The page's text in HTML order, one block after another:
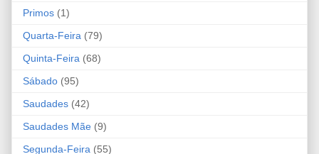
Primos (1)
Quarta-Feira (79)
Quinta-Feira (68)
Sábado (95)
Saudades (42)
Saudades Mãe (9)
Segunda-Feira (55)